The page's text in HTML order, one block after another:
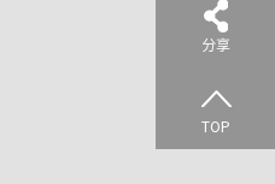
分享
TOP